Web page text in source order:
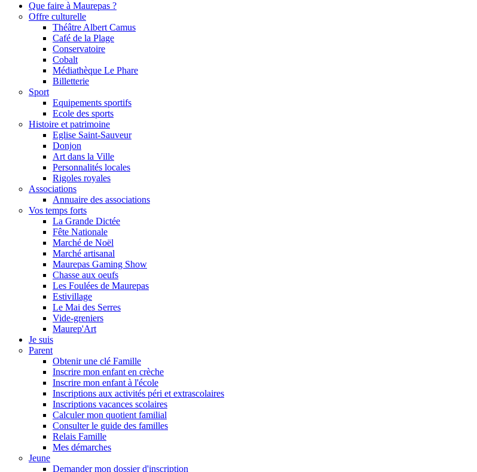
Que faire à Maurepas ?
Offre culturelle
Théâtre Albert Camus
Café de la Plage
Conservatoire
Cobalt
Médiathèque Le Phare
Billetterie
Sport
Equipements sportifs
Ecole des sports
Histoire et patrimoine
Eglise Saint-Sauveur
Donjon
Art dans la Ville
Personnalités locales
Rigoles royales
Associations
Annuaire des associations
Vos temps forts
La Grande Dictée
Fête Nationale
Marché de Noël
Marché artisanal
Maurepas Gaming Show
Chasse aux oeufs
Les Foulées de Maurepas
Estivillage
Le Mai des Serres
Vide-greniers
Maurep'Art
Je suis
Parent
Obtenir une clé Famille
Inscrire mon enfant en crèche
Inscrire mon enfant à l'école
Inscriptions aux activités péri et extrascolaires
Inscriptions vacances scolaires
Calculer mon quotient familial
Consulter le guide des familles
Relais Famille
Mes démarches
Jeune
Demander mon dossier d'inscription